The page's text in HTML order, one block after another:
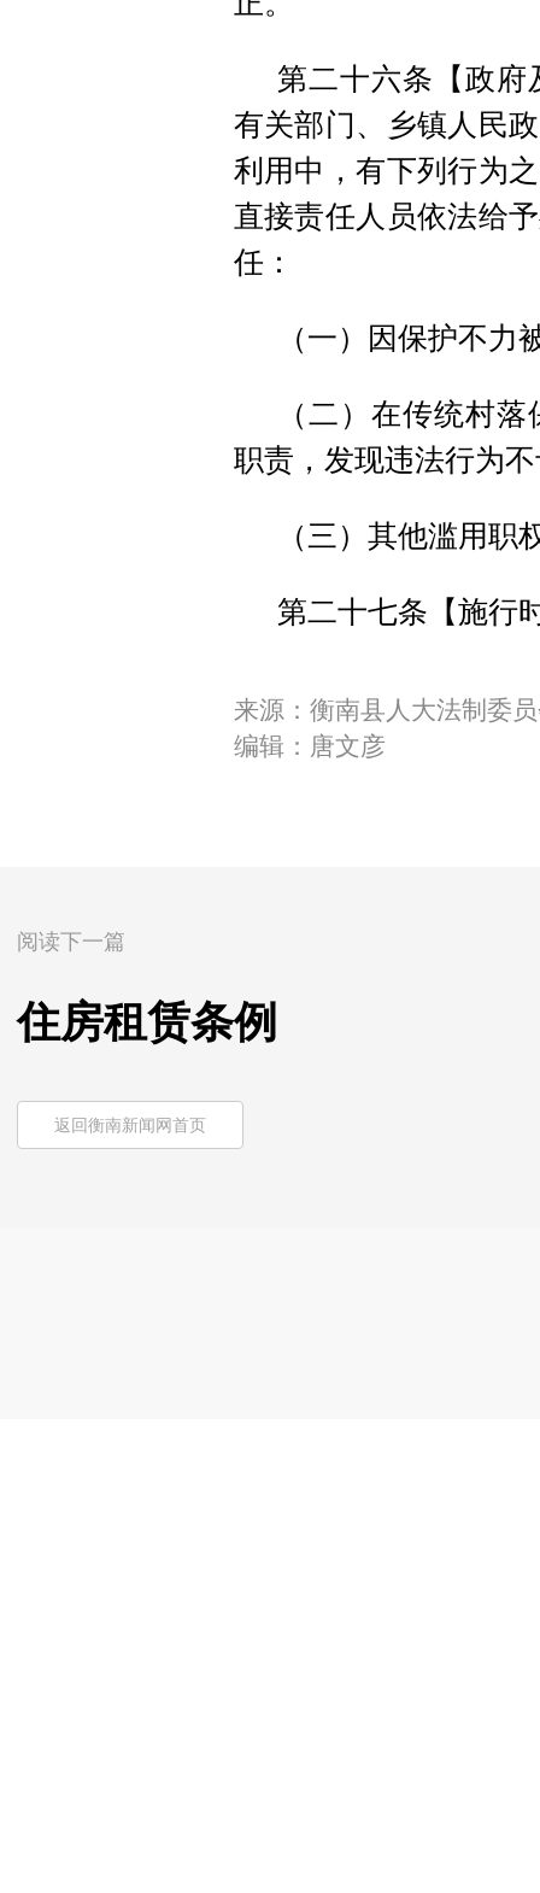
第二十六条【政
有关部门、乡镇人民
利用中，有下列行为
直接责任人员依法给
任：
（一）因保护不力
（二）在传统村
职责，发现违法行为
（三）其他滥用职
第二十七条【施行
来源：衡南县人大法制委
编辑：唐文彦
阅读下一篇
住房租赁条例
返回衡南新闻网首页